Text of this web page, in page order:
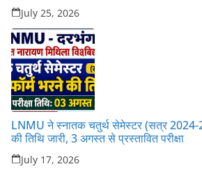
July 25, 2026
LNMU ने स्नातक चतुर्थ सेमेस्टर (सत्र 2024-
की तिथि जारी, 3 अगस्त से प्रस्तावित परीक्षा
July 17, 2026